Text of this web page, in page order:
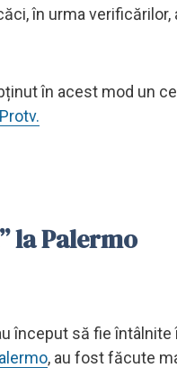
în urma
în acest mod un
la Palermo
început să fie
, au fost făcute